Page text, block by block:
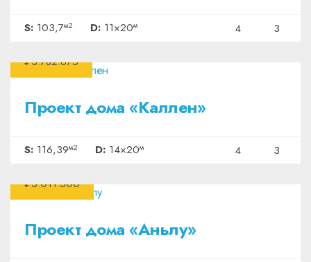
S: 103,7м2 D: 11×20м 4 3
₽3.782.675
Проект дома «Каллен»
S: 116,39м2 D: 14×20м 4 3
₽5.011.500
Проект дома «Аньлу»